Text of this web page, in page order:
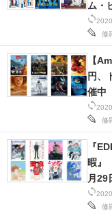
企業ITのトレンドを
経営リーダーのコミ
マーケ×ITの今がよく
ITエンジニア向け専
企業向けIT製品の総
IT製品の技術・比較
製造業のIT導入・活
モノづくり技術者専
修
ム・
修
【
円、
催中
8月
修
『
暇』
月29